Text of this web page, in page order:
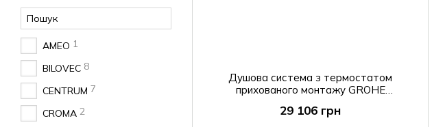
Душова система з термостатом
прихованого монтажу GROHE
29 106 грн
AMEO 1
BILOVEC 8
CENTRUM 7
CROMA 2